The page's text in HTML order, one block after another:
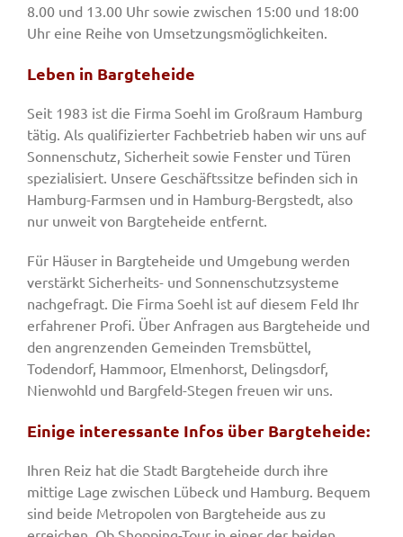
8.00 und 13.00 Uhr sowie zwischen 15:00 und 18:00
Uhr eine Reihe von Umsetzungsmöglichkeiten.
Leben in Bargteheide
Seit 1983 ist die Firma Soehl im Großraum Hamburg
tätig. Als qualifizierter Fachbetrieb haben wir uns auf
Sonnenschutz, Sicherheit sowie Fenster und Türen
spezialisiert. Unsere Geschäftssitze befinden sich in
Hamburg-Farmsen und in Hamburg-Bergstedt, also
nur unweit von Bargteheide entfernt.
Für Häuser in Bargteheide und Umgebung werden
verstärkt Sicherheits- und Sonnenschutzsysteme
nachgefragt. Die Firma Soehl ist auf diesem Feld Ihr
erfahrener Profi. Über Anfragen aus Bargteheide und
den angrenzenden Gemeinden Tremsbüttel,
Todendorf, Hammoor, Elmenhorst, Delingsdorf,
Nienwohld und Bargfeld-Stegen freuen wir uns.
Einige interessante Infos über Bargteheide:
Ihren Reiz hat die Stadt Bargteheide durch ihre
mittige Lage zwischen Lübeck und Hamburg. Bequem
sind beide Metropolen von Bargteheide aus zu